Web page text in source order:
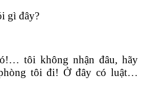
gì đây?
tôi không nhận đâu, hãy
tôi đi! Ở đây có luật…